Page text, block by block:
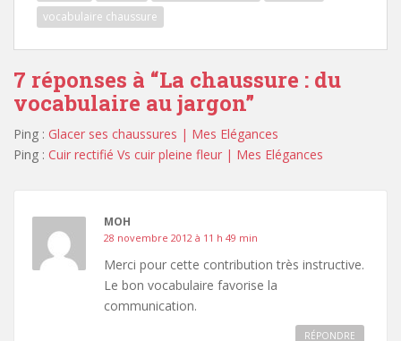
vocabulaire chaussure
7 réponses à “La chaussure : du
vocabulaire au jargon”
Ping : Glacer ses chaussures | Mes Elégances
Ping : Cuir rectifié Vs cuir pleine fleur | Mes Elégances
MOH
28 novembre 2012 à 11 h 49 min
Merci pour cette contribution très instructive.
Le bon vocabulaire favorise la
communication.
RÉPONDRE